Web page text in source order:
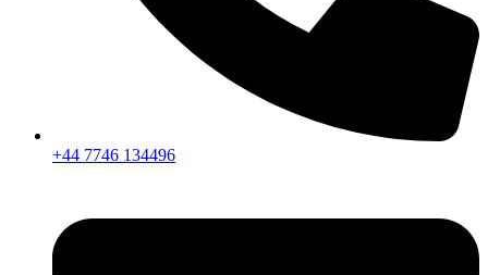
+44 7746 134496